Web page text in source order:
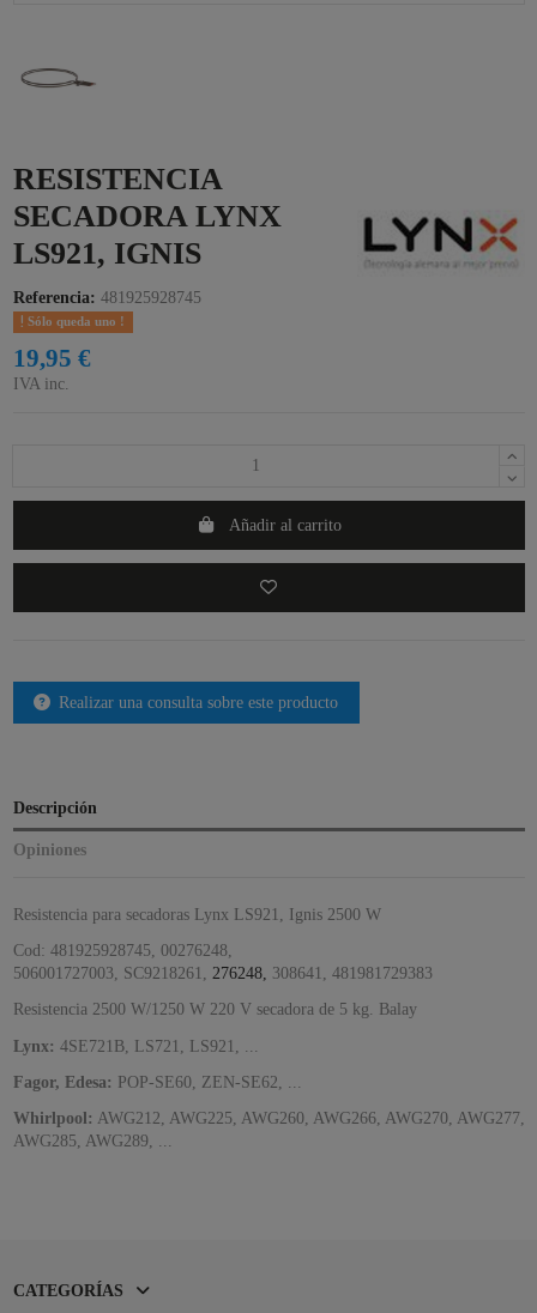
RESISTENCIA
SECADORA LYNX
LS921, IGNIS
Referencia: 481925928745
Sólo queda uno !
19,95 €
IVA inc.
Añadir al carrito
Realizar una consulta sobre este producto
Descripción
Opiniones
Resistencia para secadoras Lynx LS921, Ignis 2500 W
Cod: 481925928745, 00276248,
506001727003, SC9218261, 276248, 308641, 481981729383
Resistencia 2500 W/1250 W 220 V secadora de 5 kg. Balay
Lynx: 4SE721B, LS721, LS921, ...
Fagor, Edesa: POP-SE60, ZEN-SE62, ...
Whirlpool: AWG212, AWG225, AWG260, AWG266, AWG270, AWG277,
AWG285, AWG289, ...
CATEGORÍAS